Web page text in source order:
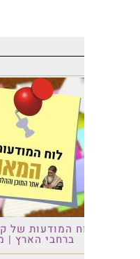
המודעות של קהילות תימן
ברחבי הארץ | מתעדכן!